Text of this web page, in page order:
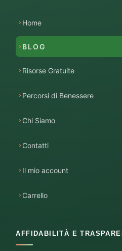
Home
BLOG
Risorse Gratuite
Percorsi di Benessere
Chi Siamo
Contatti
Il mio account
Carrello
AFFIDABILITÀ E